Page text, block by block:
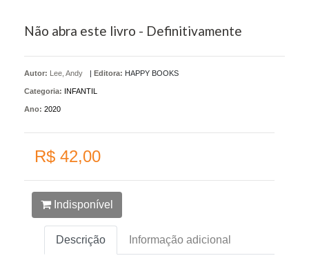
Não abra este livro - Definitivamente
Autor: Lee, Andy | Editora: HAPPY BOOKS
Categoria: INFANTIL
Ano: 2020
R$ 42,00
Indisponível
Descrição Informação adicional